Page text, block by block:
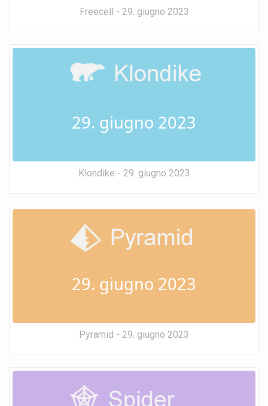
Freecell - 29. giugno 2023
29. giugno 2023
Klondike - 29. giugno 2023
29. giugno 2023
Pyramid - 29. giugno 2023